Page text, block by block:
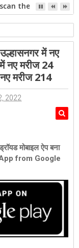
scan the QR
एक्टिव 189, अंबरनाथ में
214
में नए
नए मरीज 24
मरीज 214
2022
मोबाइल ऐप बना
from Google